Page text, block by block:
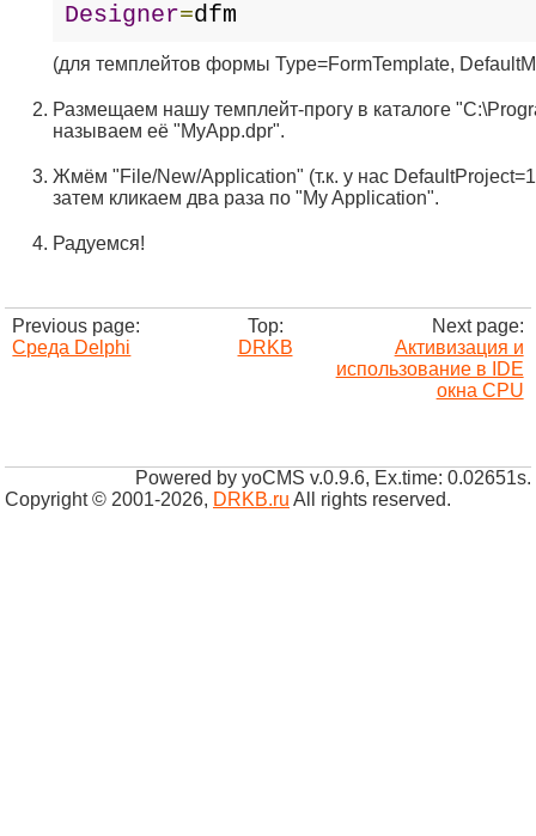
Designer=dfm
(для темплейтов формы Type=FormTemplate,
Размещаем нашу темплейт-прогу в каталоге
называем её "MyApp.dpr".
Жмём "File/New/Application" (т.к. у нас
затем кликаем два раза по "My Application".
Радуемся!
Previous page:
Среда Delphi
Top:
DRKB
Next page:
Активизация и
использование в IDE
окна CPU
Powered by yoCMS v.0.9.6, Ex.time: 0.02651s.
Copyright © 2001-2026, DRKB.ru All rights reserved.